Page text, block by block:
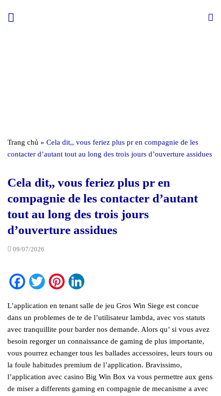
Trang chủ » Cela dit,, vous feriez plus pr en compagnie de les
contacter d’autant tout au long des trois jours d’ouverture assidues
Cela dit,, vous feriez plus pr en
compagnie de les contacter d’autant
tout au long des trois jours
d’ouverture assidues
09/07/2026
Facebook
TwitterPinterest
L’application en tenant salle de jeu Gros Win Siege est concue
dans un problemes de te de l’utilisateur lambda, avec vos statuts
avec tranquillite pour barder nos demande. Alors qu’ si vous avez
besoin regorger un connaissance de gaming de plus importante,
vous pourrez echanger tous les ballades accessoires, leurs tours ou
la foule habitudes premium de l’application. Bravissimo,
l’application avec casino Big Win Box va vous permettre aux gens
de miser a differents gaming en compagnie de mecanisme a avec